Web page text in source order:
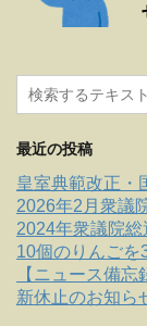
最近の投稿
皇室典範改正
2026年2月衆議
2024年衆議院
10個のりんごを
【ニュース備
新休止のお知ら